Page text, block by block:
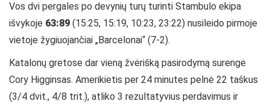
Vos dvi pergales po devynių turų turinti Stambulo ekipa
išvykoje 63:89 (15:25, 15:19, 10:23, 23:22) nusileido pirmoje
vietoje žygiuojančiai „Barcelonai“ (7-2).
Katalonų gretose dar vieną žvėrišką pasirodymą surengė
Cory Higginsas. Amerikietis per 24 minutes pelnė 22 taškus
(3/4 dvit., 4/8 trit.), atliko 3 rezultatyvius perdavimus ir